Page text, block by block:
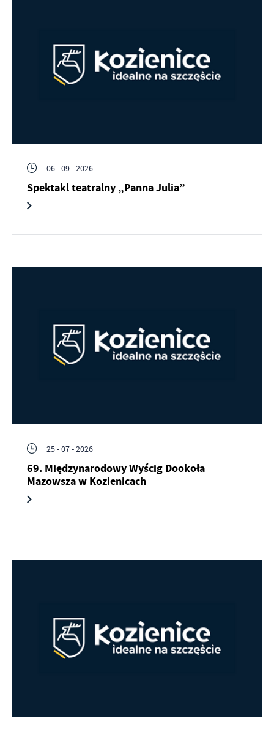
06 - 09 - 2026
Spektakl teatralny „Panna Julia”
25 - 07 - 2026
69. Międzynarodowy Wyścig Dookoła
Mazowsza w Kozienicach